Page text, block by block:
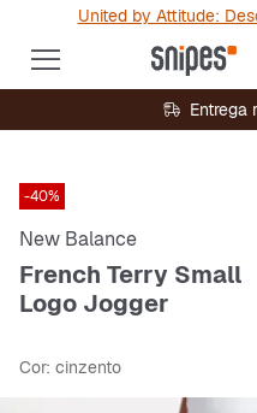
United by Attitude:
Entrega
-40%
New Balance
French Terry Small
Logo Jogger
Cor: cinzento